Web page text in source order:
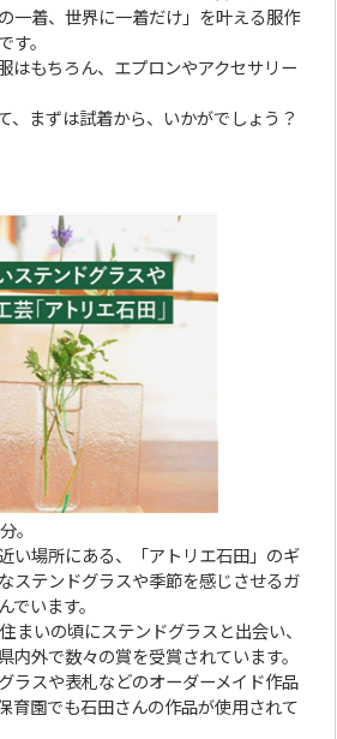
一着、世界に一着だけ」を叶える服作
す。
はもちろん、エプロンやアクセサリー
、まずは試着から、いかがでしょう？
。
い場所にある、「アトリエ石田」のギ
ステンドグラスや季節を感じさせるガ
でいます。
まいの頃にステンドグラスと出会い、
内外で数々の賞を受賞されています。
ラスや表札などのオーダーメイド作品
育園でも石田さんの作品が使用されて